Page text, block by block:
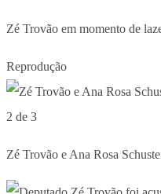
Zé Trovão em momento de
Reprodução
2 de 3
Zé Trovão e Ana Rosa